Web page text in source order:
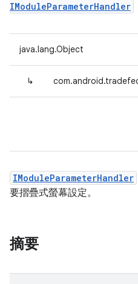
IModuleParameterHandler
java.lang.Object
↳
IModuleParameterHandler
要摺疊式螢幕設定。
摘要